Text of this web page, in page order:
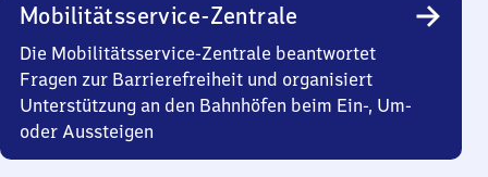
Mobilitätsservice-Zentrale
Die Mobilitätsservice-Zentrale beantwortet
Fragen zur Barrierefreiheit und organisiert
Unterstützung an den Bahnhöfen beim Ein-, Um-
oder Aussteigen